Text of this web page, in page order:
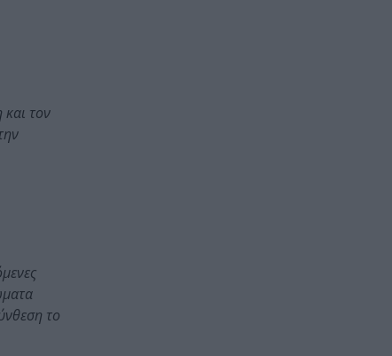
τον
το